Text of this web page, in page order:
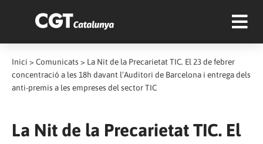
Inici > Comunicats > La Nit de la Precarietat TIC. El 23 de febrer
concentració a les 18h davant l’Auditori de Barcelona i entrega dels
anti-premis a les empreses del sector TIC
La Nit de la Precarietat TIC. El